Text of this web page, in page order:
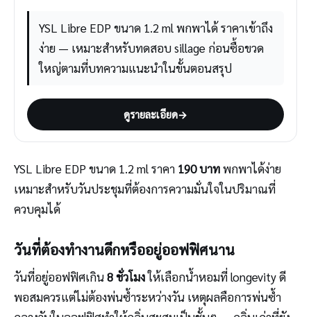
YSL Libre EDP ขนาด 1.2 ml พกพาได้ ราคาเข้าถึง
ง่าย — เหมาะสำหรับทดสอบ sillage ก่อนซื้อขวด
ใหญ่ตามที่บทความแนะนำในขั้นตอนสรุป
ดูรายละเอียด→
YSL Libre EDP ขนาด 1.2 ml ราคา 190 บาทพกพาได้ง่าย
เหมาะสำหรับวันประชุมที่ต้องการความมั่นใจในปริมาณที่
ควบคุมได้
วันที่ต้องทำงานดึกหรืออยู่ออฟฟิศนาน
วันที่อยู่ออฟฟิศเกิน8 ชั่วโมงให้เลือกน้ำหอมที่ longevity ดี
พอสมควรแต่ไม่ต้องพ่นซ้ำระหว่างวัน เหตุผลคือการพ่นซ้ำ